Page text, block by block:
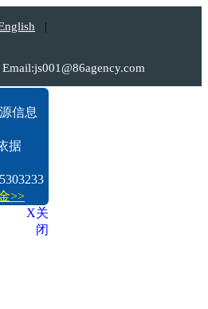
|
Email:js001@86agency.com
信息
据
>>
X关
闭